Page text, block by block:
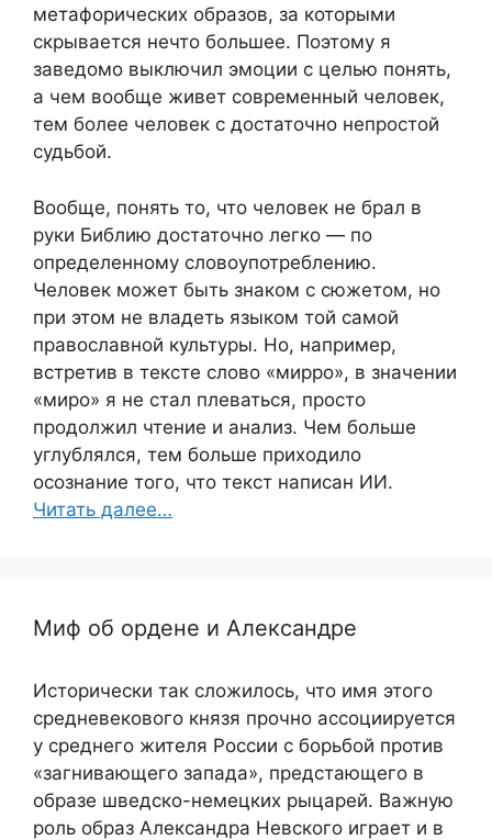
метафорических образов, за которыми
скрывается нечто большее. Поэтому я
заведомо выключил эмоции с целью понять,
а чем вообще живет современный человек,
тем более человек с достаточно непростой
судьбой.
Вообще, понять то, что человек не брал в
руки Библию достаточно легко — по
определенному словоупотреблению.
Человек может быть знаком с сюжетом, но
при этом не владеть языком той самой
православной культуры. Но, например,
встретив в тексте слово «мирро», в значении
«миро» я не стал плеваться, просто
продолжил чтение и анализ. Чем больше
углублялся, тем больше приходило
осознание того, что текст написан ИИ.
Читать далее…
Миф об ордене и Александре
Исторически так сложилось, что имя этого
средневекового князя прочно ассоциируется
у среднего жителя России с борьбой против
«загнивающего запада», предстающего в
образе шведско-немецких рыцарей. Важную
роль образ Александра Невского играет и в